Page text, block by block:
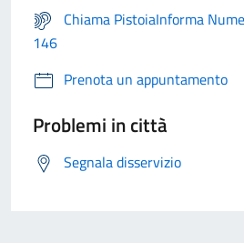
Chiama PistoiaInforma
146
Prenota un appuntamento
Problemi in città
Segnala disservizio